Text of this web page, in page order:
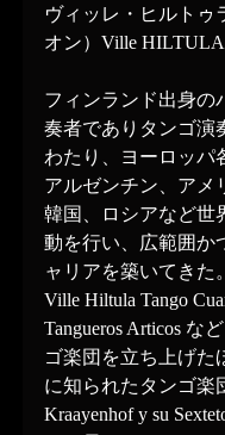
ヴィッレ・ヒルトゥ
オン）Ville
フィンランド出身の
奏者でありタンゴ演
わたり、ヨーロッパ
アルゼンチン、アメ
韓国、ロシアなど世
動を行い、広範囲か
ャリアを築いてきた
Ville Hiltula Tango
Tangueros Articos な
ゴ楽団を立ち上げた
に知られたタンゴ楽
Kraayenhof y su